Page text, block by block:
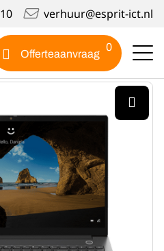
verhuur@esprit-ict.nl
Offerteaanvraag
0
15"